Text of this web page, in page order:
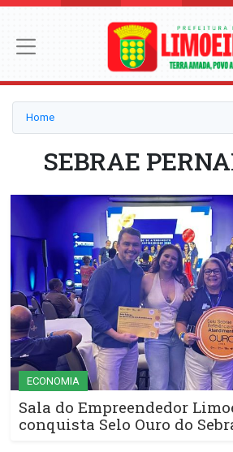
Home
SEBRAE
ECONOMIA
Sala do Empreendedor
conquista Selo Ouro do